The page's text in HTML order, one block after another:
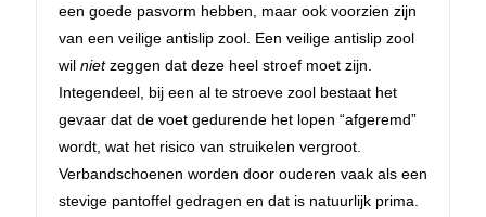
een goede pasvorm hebben, maar ook voorzien zijn
van een veilige antislip zool. Een veilige antislip zool
wil nietzeggen dat deze heel stroef moet zijn.
Integendeel, bij een al te stroeve zool bestaat het
gevaar dat de voet gedurende het lopen “afgeremd”
wordt, wat het risico van struikelen vergroot.
Verbandschoenen worden door ouderen vaak als een
stevige pantoffel gedragen en dat is natuurlijk prima.